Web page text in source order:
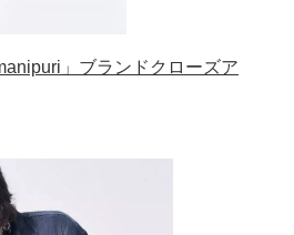
」ブランドクローズア